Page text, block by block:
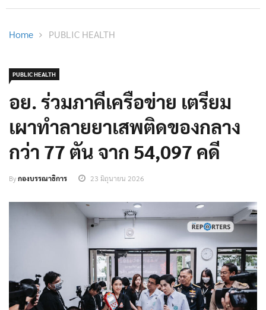
Home PUBLIC HEALTH
PUBLIC HEALTH
อย. ร่วมภาคีเครือข่าย เตรียม
เผาทำลายยาเสพติดของกลาง
กว่า 77 ตัน จาก 54,097 คดี
Byกองบรรณาธิการ 23 มิถุนายน 2026